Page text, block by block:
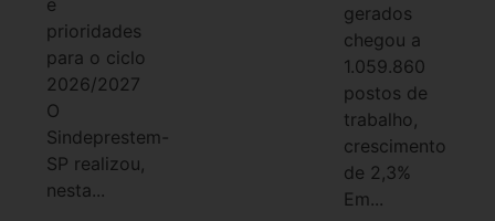
prioridades
para o ciclo
2026/2027
O
Sindeprestem-
SP realizou,
nesta...
gerados
chegou a
1.059.860
postos de
trabalho,
crescimento
de 2,3%
Em...